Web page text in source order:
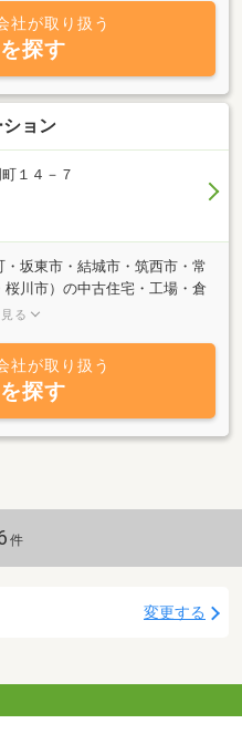
社が取り扱う
探す
ション
１４－７
坂東市・結城市・筑西市・常
川市）の中古住宅・工場・倉
などを取り揃えております。
買取も取り行っておりま
せん。ぜひ一度ご覧下さ
下記リンクをクリックする
ID（@マーク含む）で検索して
line.me/R/ti/p/%40btj3148t
る
社が取り扱う
探す
件
変更する